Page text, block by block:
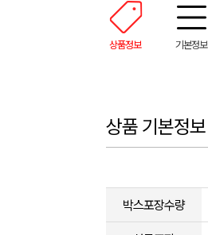
상품정보 기본정보
상품 기본정보
박스포장수량